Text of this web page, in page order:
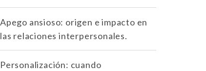
Apego ansioso: origen e impacto en
las relaciones interpersonales.
Personalización: cuando